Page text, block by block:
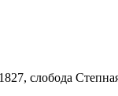
слобода